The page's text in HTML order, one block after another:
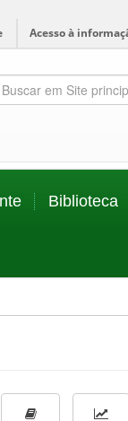
Acesso à
Biblioteca